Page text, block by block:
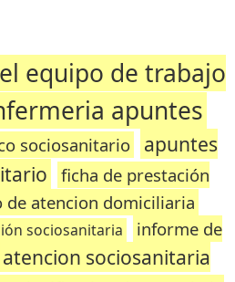
equipo de trabajo
apuntes
sociosanitario
apuntes
ficha de prestación
de atencion domiciliaria
sociosanitaria
informe de
atencion sociosanitaria